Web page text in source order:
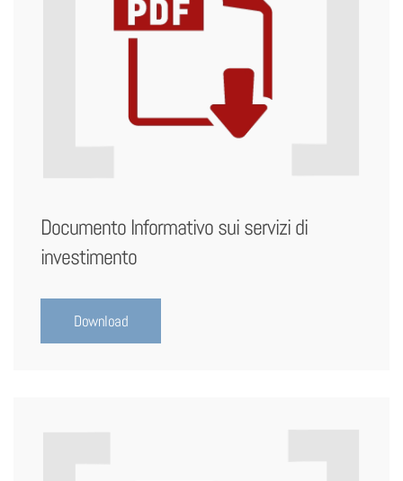
Documento Informativo sui servizi di
investimento
Download